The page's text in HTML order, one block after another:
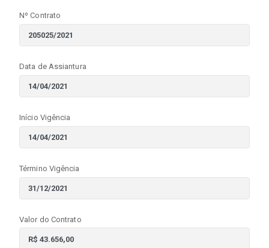
Nº Contrato
Data de Assiantura
Início Vigência
Término Vigência
Valor do Contrato